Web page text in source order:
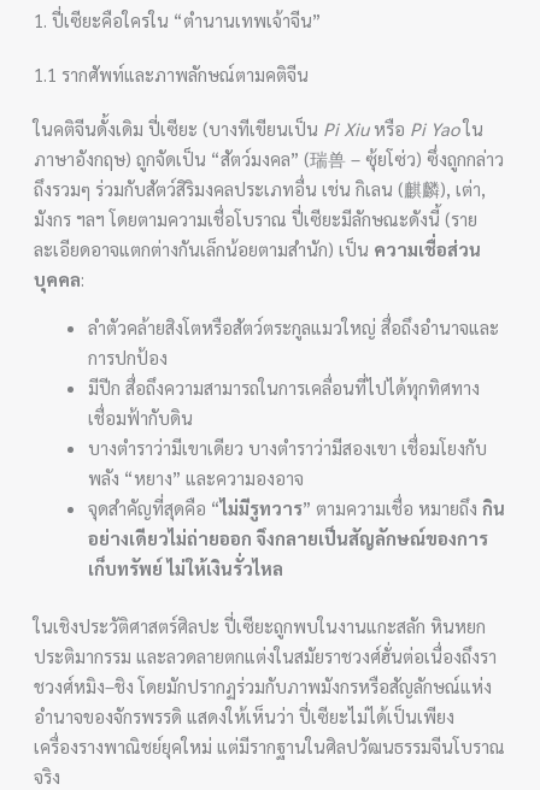
1. ปี่เซียะคือใครใน “ตำนานเทพเจ้าจีน”
1.1 รากศัพท์และภาพลักษณ์ตามคติจีน
ในคติจีนดั้งเดิม ปี่เซียะ (บางทีเขียนเป็น Pi Xiuหรือ Pi Yaoใน
ภาษาอังกฤษ) ถูกจัดเป็น “สัตว์มงคล” (瑞兽 – ซุ้ยโซ่ว) ซึ่งถูกกล่าว
ถึงรวมๆ ร่วมกับสัตว์สิริมงคลประเภทอื่น เช่น กิเลน (麒麟), เต่า,
มังกร ฯลฯ โดยตามความเชื่อโบราณ ปี่เซียะมีลักษณะดังนี้ (ราย
ละเอียดอาจแตกต่างกันเล็กน้อยตามสำนัก) เป็น ความเชื่อส่วน
บุคคล:
ลำตัวคล้ายสิงโตหรือสัตว์ตระกูลแมวใหญ่ สื่อถึงอำนาจและ
การปกป้อง
มีปีก สื่อถึงความสามารถในการเคลื่อนที่ไปได้ทุกทิศทาง
เชื่อมฟ้ากับดิน
บางตำราว่ามีเขาเดียว บางตำราว่ามีสองเขา เชื่อมโยงกับ
พลัง “หยาง” และความองอาจ
จุดสำคัญที่สุดคือ “ไม่มีรูทวาร” ตามความเชื่อ หมายถึงกิน
อย่างเดียวไม่ถ่ายออก จึงกลายเป็นสัญลักษณ์ของการ
เก็บทรัพย์ ไม่ให้เงินรั่วไหล
ในเชิงประวัติศาสตร์ศิลปะ ปี่เซียะถูกพบในงานแกะสลัก หินหยก
ประติมากรรม และลวดลายตกแต่งในสมัยราชวงศ์ฮั่นต่อเนื่องถึงรา
ชวงศ์หมิง–ชิง โดยมักปรากฏร่วมกับภาพมังกรหรือสัญลักษณ์แห่ง
อำนาจของจักรพรรดิ แสดงให้เห็นว่า ปี่เซียะไม่ได้เป็นเพียง
เครื่องรางพาณิชย์ยุคใหม่ แต่มีรากฐานในศิลปวัฒนธรรมจีนโบราณ
จริง